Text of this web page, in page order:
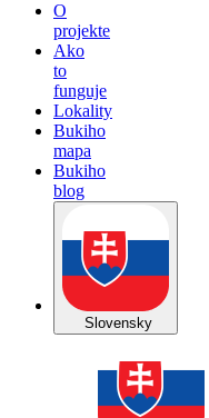
O
projekte
Ako
to
funguje
Lokality
Bukiho
mapa
Bukiho
blog
Slovensky